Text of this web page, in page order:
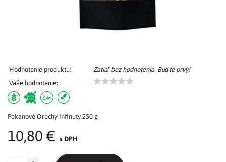
Hodnotenie produktu:
Zatiaľ bez hodnotenia. Buďte prvý!
Vaše hodnotenie:
Pekanové Orechy Infinuty 250 g
10,80 € s DPH